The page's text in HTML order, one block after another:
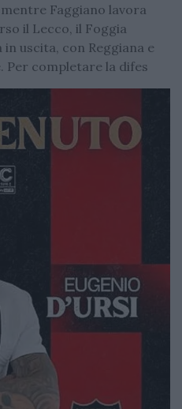
Faggiano lavora
il Lecco, il Foggia
uscita, con Reggiana e
Per completare la difes